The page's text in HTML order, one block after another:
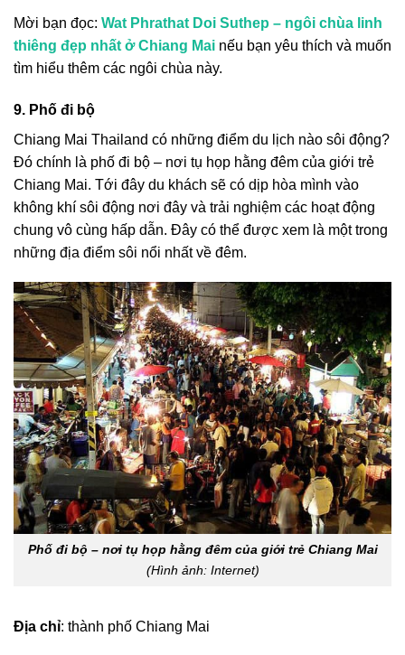
Mời bạn đọc: Wat Phrathat Doi Suthep – ngôi chùa linh
thiêng đẹp nhất ở Chiang Mai nếu bạn yêu thích và muốn
tìm hiểu thêm các ngôi chùa này.
9. Phố đi bộ
Chiang Mai Thailand có những điểm du lịch nào sôi động?
Đó chính là phố đi bộ – nơi tụ họp hằng đêm của giới trẻ
Chiang Mai. Tới đây du khách sẽ có dịp hòa mình vào
không khí sôi động nơi đây và trải nghiệm các hoạt động
chung vô cùng hấp dẫn. Đây có thể được xem là một trong
những địa điểm sôi nổi nhất về đêm.
Phố đi bộ – nơi tụ họp hằng đêm của giới trẻ Chiang Mai
(Hình ảnh: Internet)
Địa chỉ: thành phố Chiang Mai